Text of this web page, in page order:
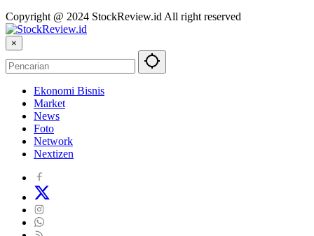
Copyright @ 2024 StockReview.id All right reserved
×
Ekonomi Bisnis
Market
News
Foto
Network
Nextizen